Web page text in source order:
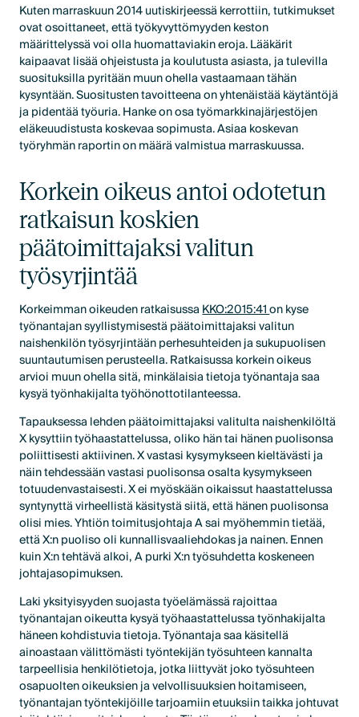
Kuten marraskuun 2014 uutiskirjeessä kerrottiin, tutkimukset
ovat osoittaneet, että työkyvyttömyyden keston
määrittelyssä voi olla huomattaviakin eroja. Lääkärit
kaipaavat lisää ohjeistusta ja koulutusta asiasta, ja tulevilla
suosituksilla pyritään muun ohella vastaamaan tähän
kysyntään. Suositusten tavoitteena on yhtenäistää käytäntöjä
ja pidentää työuria. Hanke on osa työmarkkinajärjestöjen
eläkeuudistusta koskevaa sopimusta. Asiaa koskevan
työryhmän raportin on määrä valmistua marraskuussa.
Korkein oikeus antoi odotetun
ratkaisun koskien
päätoimittajaksi valitun
työsyrjintää
Korkeimman oikeuden ratkaisussaKKO:2015:41on kyse
työnantajan syyllistymisestä päätoimittajaksi valitun
naishenkilön työsyrjintään perhesuhteiden ja sukupuolisen
suuntautumisen perusteella. Ratkaisussa korkein oikeus
arvioi muun ohella sitä, minkälaisia tietoja työnantaja saa
kysyä työnhakijalta työhönottotilanteessa.
Tapauksessa lehden päätoimittajaksi valitulta naishenkilöltä
X kysyttiin työhaastattelussa, oliko hän tai hänen puolisonsa
poliittisesti aktiivinen. X vastasi kysymykseen kieltävästi ja
näin tehdessään vastasi puolisonsa osalta kysymykseen
totuudenvastaisesti. X ei myöskään oikaissut haastattelussa
syntynyttä virheellistä käsitystä siitä, että hänen puolisonsa
olisi mies. Yhtiön toimitusjohtaja A sai myöhemmin tietää,
että X:n puoliso oli kunnallisvaaliehdokas ja nainen. Ennen
kuin X:n tehtävä alkoi, A purki X:n työsuhdetta koskeneen
johtajasopimuksen.
Laki yksityisyyden suojasta työelämässä rajoittaa
työnantajan oikeutta kysyä työhaastattelussa työnhakijalta
häneen kohdistuvia tietoja. Työnantaja saa käsitellä
ainoastaan välittömästi työntekijän työsuhteen kannalta
tarpeellisia henkilötietoja, jotka liittyvät joko työsuhteen
osapuolten oikeuksien ja velvollisuuksien hoitamiseen,
työnantajan työntekijöille tarjoamiin etuuksiin taikka johtuvat